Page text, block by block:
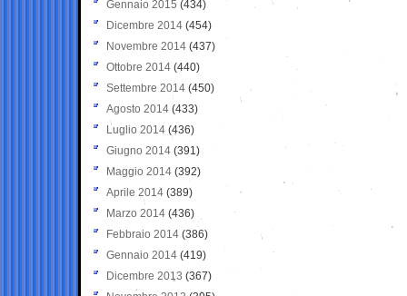
Gennaio 2015 (434)
Dicembre 2014 (454)
Novembre 2014 (437)
Ottobre 2014 (440)
Settembre 2014 (450)
Agosto 2014 (433)
Luglio 2014 (436)
Giugno 2014 (391)
Maggio 2014 (392)
Aprile 2014 (389)
Marzo 2014 (436)
Febbraio 2014 (386)
Gennaio 2014 (419)
Dicembre 2013 (367)